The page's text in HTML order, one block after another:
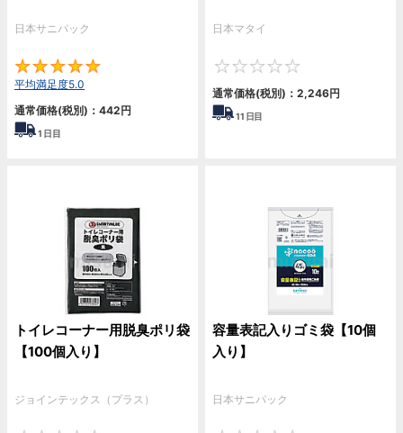
日本サニパック
平均満足度5.0
通常価格(税別)： 442円
1 日目
日本マタイ
通常価格(税別)： 2,246円
11 日目
トイレコーナー用脱臭ポリ袋
【100個入り】
ジョインテックス（プラス）
容量表記入りゴミ袋【10個
入り】
日本サニパック